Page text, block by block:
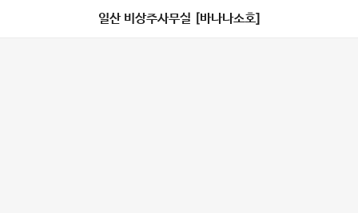
일산 비상주사무실 [바나나소호]